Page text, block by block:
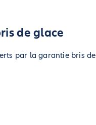
de glace
par la garantie bris de